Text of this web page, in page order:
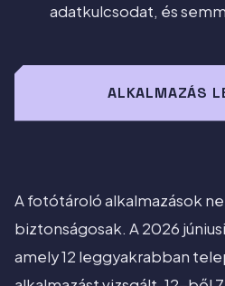
adatkulcsodat, és
ALKALMAZÁS
A fotótároló alkalmazások
biztonságosak. A 2026
amely 12 leggyakrabban